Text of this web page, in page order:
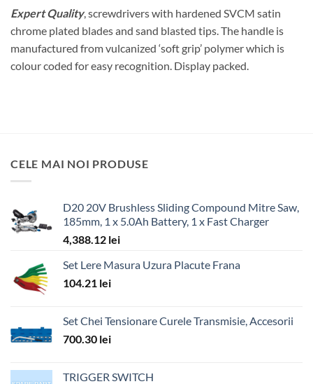
Expert Quality, screwdrivers with hardened SVCM satin
chrome plated blades and sand blasted tips. The handle is
manufactured from vulcanized ‘soft grip’ polymer which is
colour coded for easy recognition. Display packed.
CELE MAI NOI PRODUSE
D20 20V Brushless Sliding Compound Mitre Saw,
185mm, 1 x 5.0Ah Battery, 1 x Fast Charger
4,388.12 lei
Set Lere Masura Uzura Placute Frana
104.21 lei
Set Chei Tensionare Curele Transmisie, Accesorii
700.30 lei
TRIGGER SWITCH